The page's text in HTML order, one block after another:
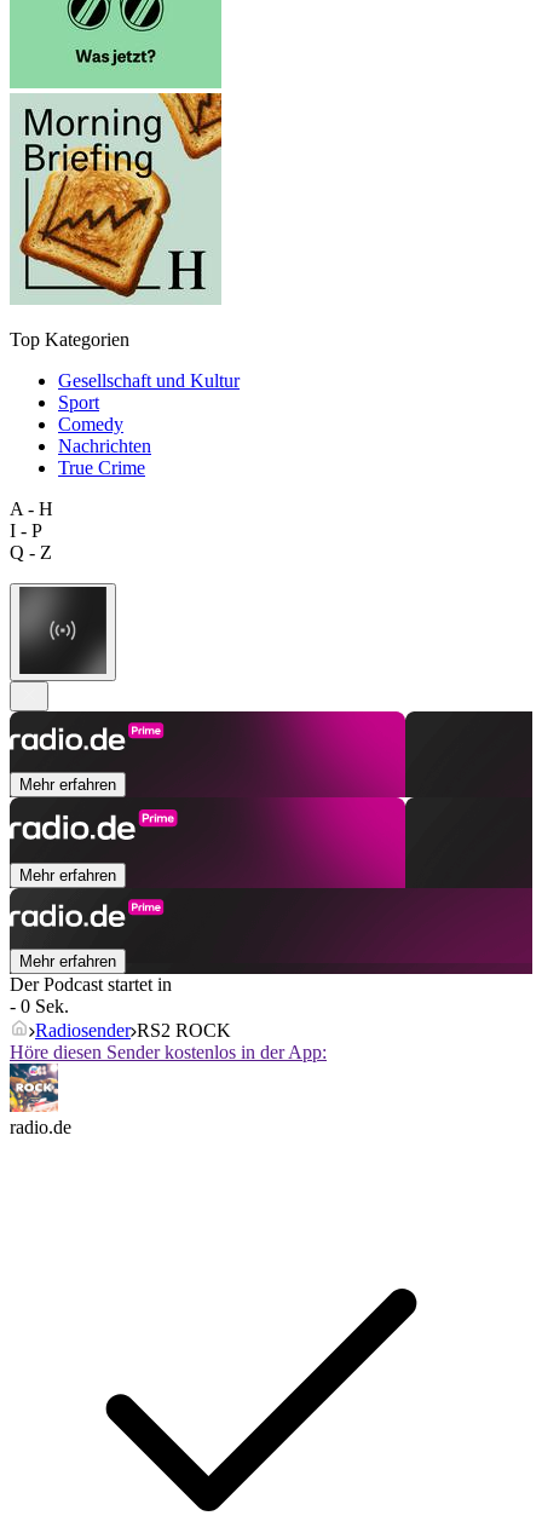
Top Kategorien
Gesellschaft und Kultur
Sport
Comedy
Nachrichten
True Crime
A - H
I - P
Q - Z
Mehr erfahren
Mehr erfahren
Mehr erfahren
Der Podcast startet in
- 0 Sek.
Radiosender RS2 ROCK
Höre diesen Sender kostenlos in der App:
radio.de